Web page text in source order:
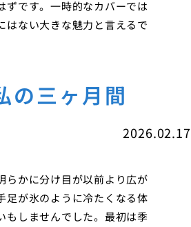
ずです。一時的なカバーでは
はない大きな魅力と言えるで
の三ヶ月間
2026.02.17
らかに分け目が以前より広が
足が氷のように冷たくなる体
もしませんでした。最初は季